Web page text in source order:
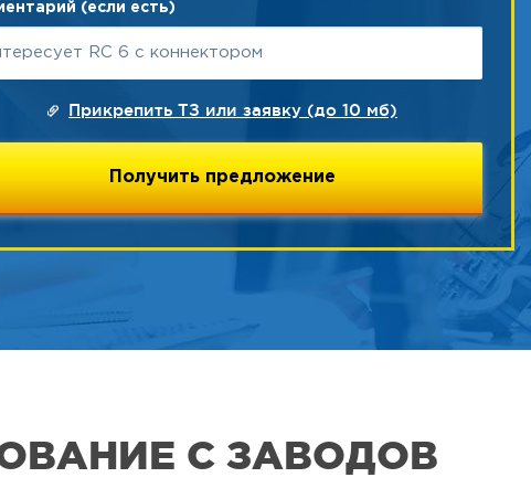
(если есть)
Прикрепить ТЗ или заявку (до 10 мб)
С ЗАВОДОВ